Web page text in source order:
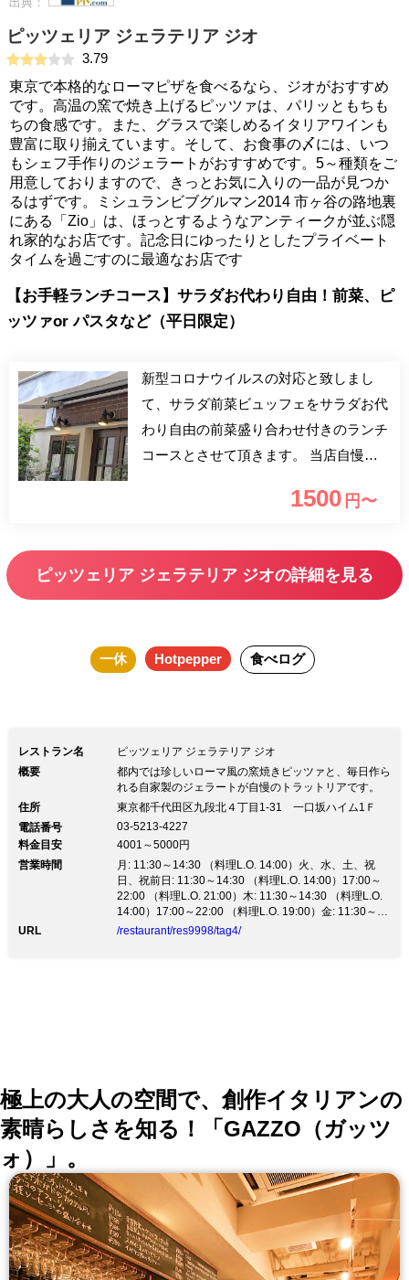
ピッツェリア ジェラテリア ジオ
3.79
東京で本格的なローマピザを食べるなら、ジオがおすすめ
です。高温の窯で焼き上げるピッツァは、パリッともちも
ちの食感です。また、グラスで楽しめるイタリアワインも
豊富に取り揃えています。そして、お食事の〆には、いつ
もシェフ手作りのジェラートがおすすめです。5～種類をご
用意しておりますので、きっとお気に入りの一品が見つか
るはずです。ミシュランビブグルマン2014 市ヶ谷の路地裏
にある「Zio」は、ほっとするようなアンティークが並ぶ隠
れ家的なお店です。記念日にゆったりとしたプライベート
タイムを過ごすのに最適なお店です
【お手軽ランチコース】サラダお代わり自由！前菜、ピ
ッツァor パスタなど（平日限定）
新型コロナウイルスの対応と致しまし
て、サラダ前菜ビュッフェをサラダお代
わり自由の前菜盛り合わせ付きのランチ
コースとさせて頂きます。 当店自慢の
タ、お飲み物までついたとてもお得なプ
り、平日でもごゆっくりランチを召し上
1500 円〜
ピッツェリア ジェラテリア ジオの詳細を見る
一休 Hotpepper 食べログ
レストラン名
ピッツェリア ジェラテリア ジオ
概要
都内では珍しいローマ風の窯焼きピッツァと、毎日作ら
れる自家製のジェラートが自慢のトラットリアです。
住所
東京都千代田区九段北４丁目1-31 一口坂ハイム1Ｆ
電話番号
03-5213-4227
料金目安
4001～5000円
営業時間
月: 11:30～14:30 （料理L.O. 14:00）火、水、土、祝
日、祝前日: 11:30～14:30 （料理L.O. 14:00）17:00～
22:00 （料理L.O. 21:00）木: 11:30～14:30 （料理L.O.
14:00）17:00～22:00 （料理L.O. 19:00）金: 11:30～
14:30 （料理L.O. 14:30）17:00～22:00 （料理L.O.
URL /restaurant/res9998/tag4/
極上の大人の空間で、創作イタリアンの
素晴らしさを知る！「GAZZO（ガッツ
ォ）」。